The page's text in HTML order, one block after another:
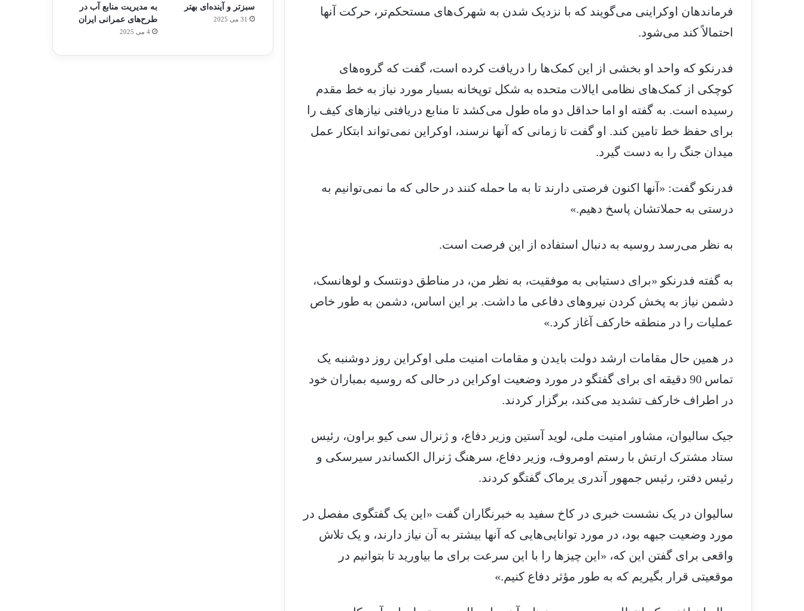
فرماندهان اوکراینی می‌گویند که با نزدیک شدن به شهرک‌های مستحکم‌تر، حرکت آنها
احتمالاً کند می‌شود.
فدرنکو که واحد او بخشی از این کمک‌ها را دریافت کرده است، گفت که گروه‌های
کوچکی از کمک‌های نظامی ایالات متحده به شکل توپخانه بسیار مورد نیاز به خط مقدم
رسیده است. به گفته او اما حداقل دو ماه طول می‌کشد تا منابع دریافتی نیازهای کیف را
برای حفظ خط تامین کند. او گفت تا زمانی که آنها نرسند، اوکراین نمی‌تواند ابتکار عمل
میدان جنگ را به دست گیرد.
فدرنکو گفت: «آنها اکنون فرصتی دارند تا به ما حمله کنند در حالی که ما نمی‌توانیم به
درستی به حملاتشان پاسخ دهیم.»
به نظر می‌رسد روسیه به دنبال استفاده از این فرصت است.
به گفته فدرنکو «برای دستیابی به موفقیت، به نظر من، در مناطق دونتسک و لوهانسک،
دشمن نیاز به پخش کردن نیروهای دفاعی ما داشت. بر این اساس، دشمن به طور خاص
عملیات را در منطقه خارکف آغاز کرد.»
در همین حال مقامات ارشد دولت بایدن و مقامات امنیت ملی اوکراین روز دوشنبه یک
تماس 90 دقیقه ای برای گفتگو در مورد وضعیت اوکراین در حالی که روسیه بمباران خود
در اطراف خارکف تشدید می‌کند، برگزار کردند.
جیک سالیوان، مشاور امنیت ملی، لوید آستین وزیر دفاع، و ژنرال سی کیو براون، رئیس
ستاد مشترک ارتش با رستم اومروف، وزیر دفاع، سرهنگ ژنرال الکساندر سیرسکی و
رئیس دفتر، رئیس جمهور آندری یرماک گفتگو کردند.
سالیوان در یک نشست خبری در کاخ سفید به خبرنگاران گفت «این یک گفتگوی مفصل در
مورد وضعیت جبهه بود، در مورد توانایی‌هایی که آنها بیشتر به آن نیاز دارند، و یک تلاش
واقعی برای گفتن این که، «این چیزها را با این سرعت برای ما بیاورید تا بتوانیم در
موقعیتی قرار بگیریم که به طور مؤثر دفاع کنیم.»
سبزتر و آینده‌ای بهتر
31 می 2025
به مدیریت منابع آب در
طرح‌های عمرانی ایران
4 می 2025